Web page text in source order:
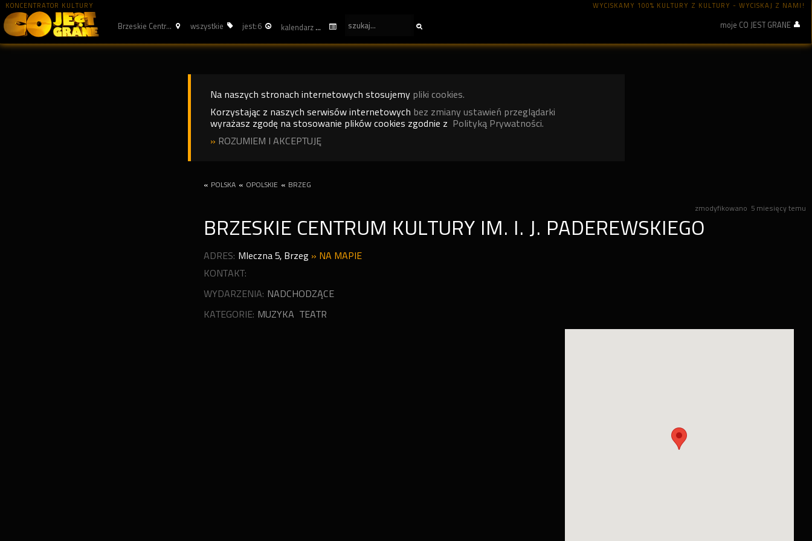
KONCENTRATOR KULTURY WYCISKAMY 100% KULTURY Z KULTURY - WYCISKAJ Z NAMI!
Brzeskie Centr... wszystkie jest: 6 kalendarz moje CO JEST GRANE
Na naszych stronach internetowych stosujemy pliki cookies.
Korzystając z naszych serwisów internetowych bez zmiany ustawień przeglądarki
wyrażasz zgodę na stosowanie plików cookies zgodnie z Polityką Prywatności.
» ROZUMIEM I AKCEPTUJĘ
« POLSKA « OPOLSKIE « BRZEG
zmodyfikowano 5 miesięcy temu
BRZESKIE CENTRUM KULTURY IM. I. J. PADEREWSKIEGO
ADRES: Mleczna 5, Brzeg » NA MAPIE
KONTAKT:
WYDARZENIA: NADCHODZĄCE
KATEGORIE: MUZYKA TEATR